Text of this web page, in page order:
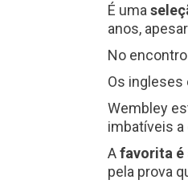
É uma
anos,
No
Os ingleses
Wembley
imbatíveis
Afavorita é
pela prova